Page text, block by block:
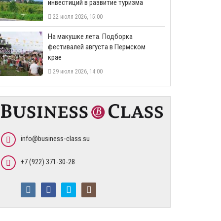
инвестиций в развитие туризма
22 июля 2026, 15:00
На макушке лета. Подборка
фестивалей августа в Пермском
крае
29 июля 2026, 14:00
info@business-class.su
+7 (922) 371-30-28